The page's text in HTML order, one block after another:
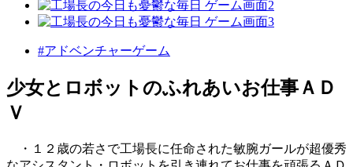
#アドベンチャーゲーム
少女とロボットのふれあいお仕事ＡＤ
Ｖ
・１２歳の若さで工場長に任命された敏腕ガールが超優秀